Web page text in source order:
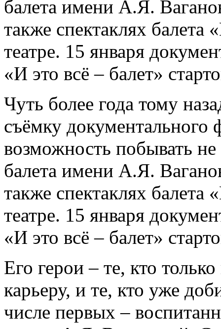
балета имени А.Я.
также спектаклях
театре. 15 января
«И это всё – балет»
Чуть более года тому
съёмку документального
возможность побывать
балета имени А.Я.
также спектаклях
театре. 15 января
«И это всё – балет»
Его герои – те, кто
карьеру, и те, кто уже
числе первых ­–